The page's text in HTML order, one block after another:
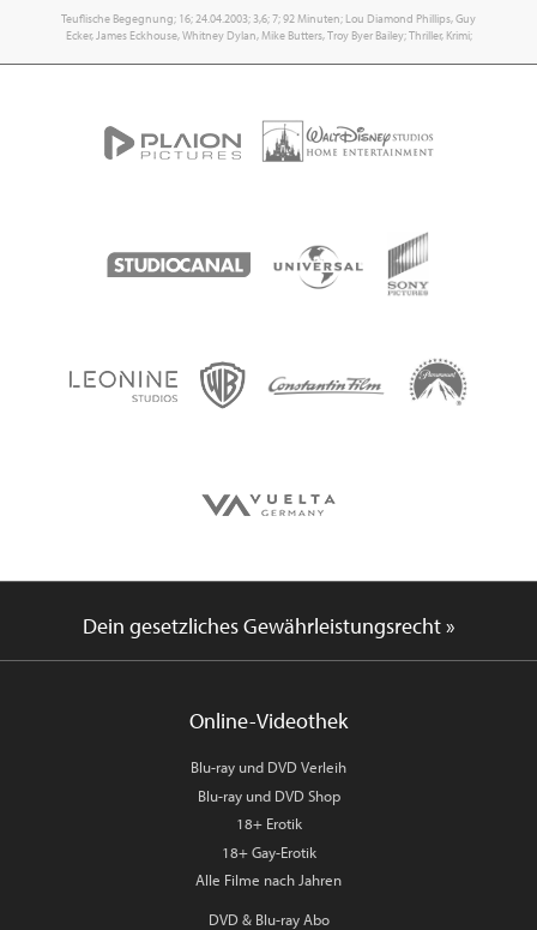
Teuflische Begegnung; 16; 24.04.2003; 3,6; 7; 92 Minuten; Lou Diamond Phillips, Guy
Ecker, James Eckhouse, Whitney Dylan, Mike Butters, Troy Byer Bailey; Thriller, Krimi;
Dein gesetzliches Gewährleistungsrecht »
Online-Videothek
Blu-ray und DVD Verleih
Blu-ray und DVD Shop
18+ Erotik
18+ Gay-Erotik
Alle Filme nach Jahren
DVD & Blu-ray Abo